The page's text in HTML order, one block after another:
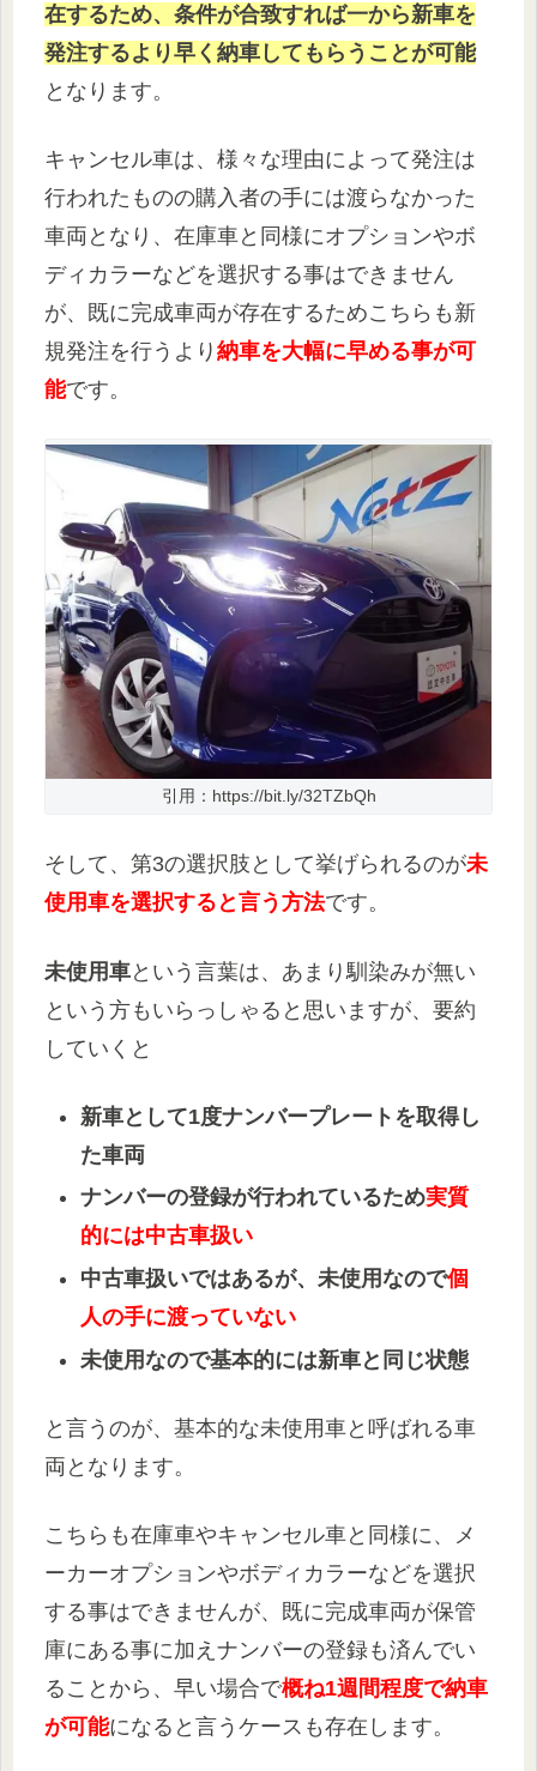
在するため、条件が合致すれば一から新車を
発注するより早く納車してもらうことが可能
となります。
キャンセル車は、様々な理由によって発注は
行われたものの購入者の手には渡らなかった
車両となり、在庫車と同様にオプションやボ
ディカラーなどを選択する事はできません
が、既に完成車両が存在するためこちらも新
規発注を行うより 納車を大幅に早める事が可
能です。
引用：https://bit.ly/32TZbQh
そして、第3の選択肢として挙げられるのが未
使用車を選択すると言う方法です。
未使用車という言葉は、あまり馴染みが無い
という方もいらっしゃると思いますが、要約
していくと
新車として1度ナンバープレートを取得し
た車両
ナンバーの登録が行われているため実質
的には中古車扱い
中古車扱いではあるが、未使用なので個
人の手に渡っていない
未使用なので基本的には新車と同じ状態
と言うのが、基本的な未使用車と呼ばれる車
両となります。
こちらも在庫車やキャンセル車と同様に、メ
ーカーオプションやボディカラーなどを選択
する事はできませんが、既に完成車両が保管
庫にある事に加えナンバーの登録も済んでい
ることから、早い場合で概ね1週間程度で納車
が可能になると言うケースも存在します。